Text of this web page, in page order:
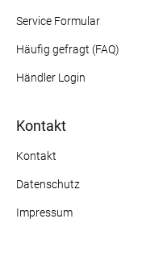
Service Formular
Häufig gefragt (FAQ)
Händler Login
Kontakt
Kontakt
Datenschutz
Impressum